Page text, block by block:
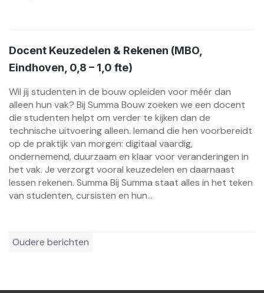
Docent Keuzedelen & Rekenen (MBO,
Eindhoven, 0,8 – 1,0 fte)
Wil jij studenten in de bouw opleiden voor méér dan
alleen hun vak? Bij Summa Bouw zoeken we een docent
die studenten helpt om verder te kijken dan de
technische uitvoering alleen. Iemand die hen voorbereidt
op de praktijk van morgen: digitaal vaardig,
ondernemend, duurzaam en klaar voor veranderingen in
het vak. Je verzorgt vooral keuzedelen en daarnaast
lessen rekenen. Summa Bij Summa staat alles in het teken
van studenten, cursisten en hun...
Berichtennavigatie
Oudere berichten